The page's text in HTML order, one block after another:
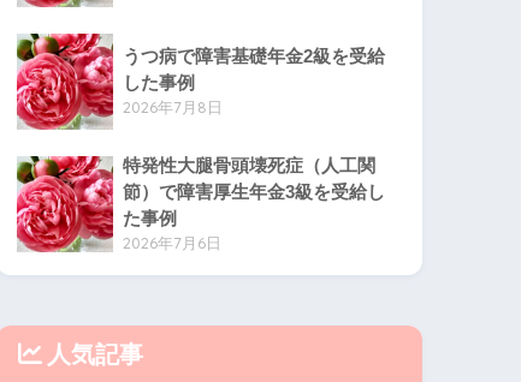
うつ病で障害基礎年金2級を受給
した事例
2026年7月8日
特発性大腿骨頭壊死症（人工関
節）で障害厚生年金3級を受給し
た事例
2026年7月6日
人気記事